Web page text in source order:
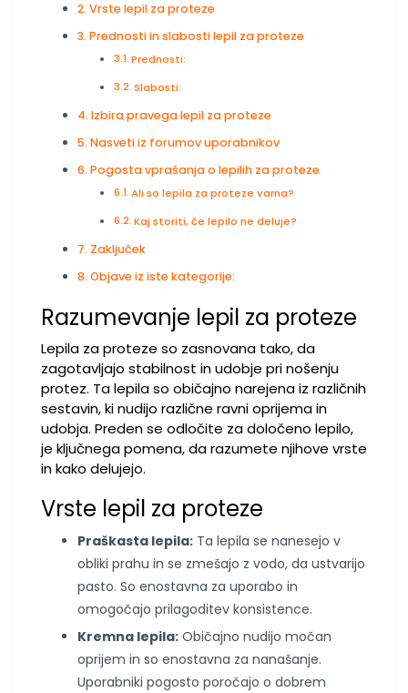
Vrste lepil za proteze
Prednosti in slabosti lepil za proteze
Prednosti:
Slabosti:
Izbira pravega lepil za proteze
Nasveti iz forumov uporabnikov
Pogosta vprašanja o lepilih za proteze
Ali so lepila za proteze varna?
Kaj storiti, če lepilo ne deluje?
Zaključek
Objave iz iste kategorije:
Razumevanje lepil za proteze
Lepila za proteze so zasnovana tako, da
zagotavljajo stabilnost in udobje pri nošenju
protez. Ta lepila so običajno narejena iz različnih
sestavin, ki nudijo različne ravni oprijema in
udobja. Preden se odločite za določeno lepilo,
je ključnega pomena, da razumete njihove vrste
in kako delujejo.
Vrste lepil za proteze
Praškasta lepila: Ta lepila se nanesejo v
obliki prahu in se zmešajo z vodo, da ustvarijo
pasto. So enostavna za uporabo in
omogočajo prilagoditev konsistence.
Kremna lepila: Običajno nudijo močan
oprijem in so enostavna za nanašanje.
Uporabniki pogosto poročajo o dobrem